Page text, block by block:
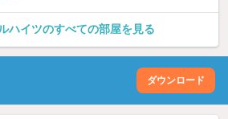
ハイツのすべての部屋を見る
ダウンロード